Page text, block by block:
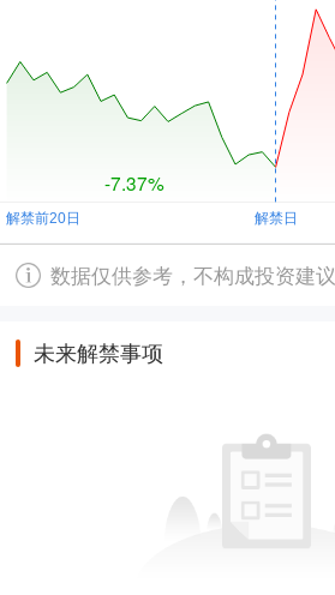
-7.37%
数据仅供参考，不构成投资建议
未来解禁事项